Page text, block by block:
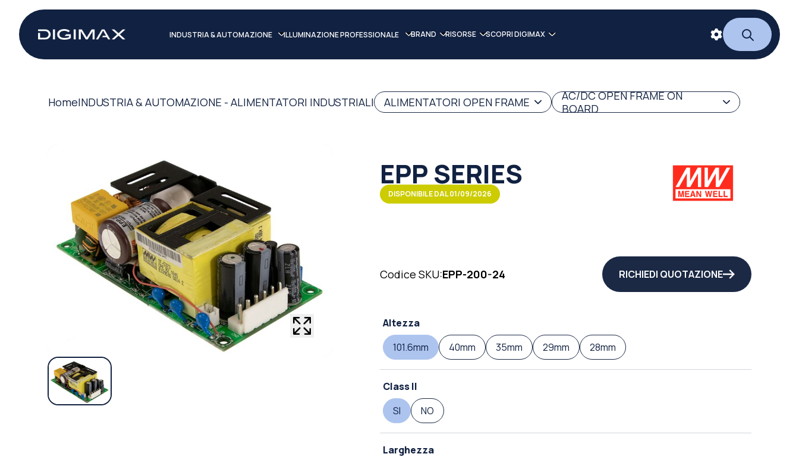
INDUSTRIA & AUTOMAZIONE ILLUMINAZIONE PROFESSIONALE BRAND RISORSE SCOPRI DIGIMAX
HomeINDUSTRIA & AUTOMAZIONE - ALIMENTATORI INDUSTRIALI ALIMENTATORI OPEN FRAME
AC/DC OPEN FRAME ON
BOARD
EPP SERIES
DISPONIBILE DAL 01/09/2026
Codice SKU:EPP-200-24 RICHIEDI QUOTAZIONE
Altezza
101.6mm
40mm 35mm 29mm 28mm
Class II
SI
NO
Larghezza